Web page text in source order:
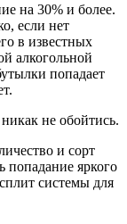
на 30% и более.
если нет
в известных
алкогольной
попадает
не обойтись.
и сорт
попадание яркого
системы для